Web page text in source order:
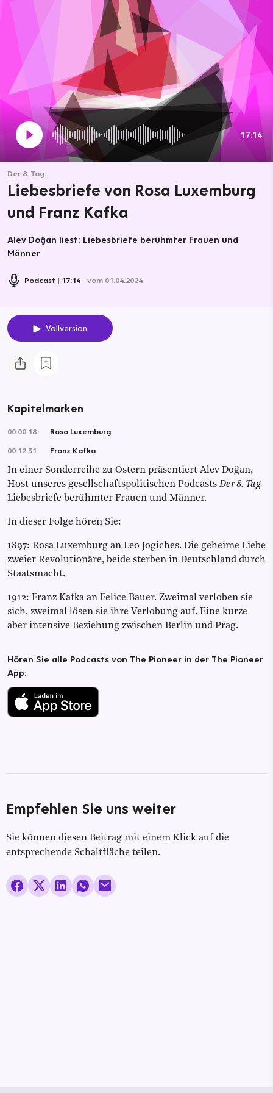
17:14
Der 8. Tag
Liebesbriefe von Rosa Luxemburg
und Franz Kafka
Alev Doğan liest: Liebesbriefe berühmter Frauen und
Männer
Podcast 17:14 vom 01.04.2024
Vollversion
Kapitelmarken
00:00:18
Rosa Luxemburg
00:12:31
Franz Kafka
In einer Sonderreihe zu Ostern präsentiert Alev Doğan,
Host unseres gesellschaftspolitischen Podcasts Der 8. Tag
Liebesbriefe berühmter Frauen und Männer.
In dieser Folge hören Sie:
1897: Rosa Luxemburg an Leo Jogiches. Die geheime Liebe
zweier Revolutionäre, beide sterben in Deutschland durch
Staatsmacht.
1912: Franz Kafka an Felice Bauer. Zweimal verloben sie
sich, zweimal lösen sie ihre Verlobung auf. Eine kurze
aber intensive Beziehung zwischen Berlin und Prag.
Hören Sie alle Podcasts von The Pioneer in der The Pioneer
App:
Empfehlen Sie uns weiter
Sie können diesen Beitrag mit einem Klick auf die
entsprechende Schaltfläche teilen.